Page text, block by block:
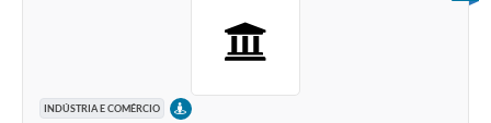
INDÚSTRIA E COMÉRCIO PRESENCIAL